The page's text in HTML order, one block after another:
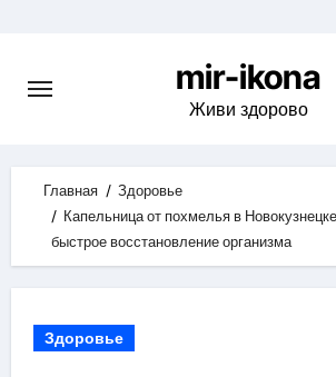
content
mir-ikona
Живи здорово
Главная
Здоровье
Капельница от похмелья в
быстрое восстановление организма
Здоровье